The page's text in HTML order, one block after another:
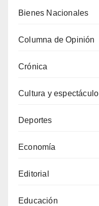
Bienes Nacionales
Columna de Opinión
Crónica
Cultura y espectáculo
Deportes
Economía
Editorial
Educación